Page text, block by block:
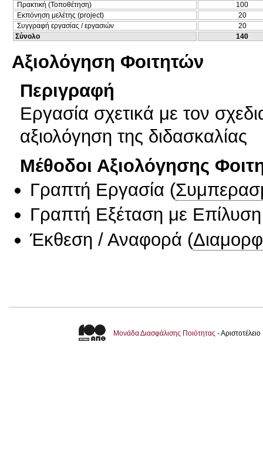
Πρακτική (Τοποθέτηση)
100
Εκπόνηση μελέτης (project)
20
Συγγραφή εργασίας / εργασιών
20
Σύνολο
140
Αξιολόγηση Φοιτητών
Περιγραφή
Εργασία σχετικά με τον
αξιολόγηση της διδασκαλίας
Μέθοδοι Αξιολόγησης
Γραπτή Εργασία (
Γραπτή Εξέταση με
Έκθεση / Αναφορά (
Μονάδα Διασφάλισης Ποιότητας -